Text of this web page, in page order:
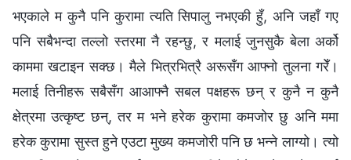
भएकाले म कुनै पनि कुरामा त्यति सिपालु नभएकी हुँ, अनि जहाँ गए
पनि सबैभन्दा तल्लो स्तरमा नै रहन्छु, र मलाई जुनसुकै बेला अर्को
काममा खटाइन सक्छ। मैले भित्रभित्रै अरूसँग आफ्नो तुलना गरेँ।
मलाई तिनीहरू सबैसँग आआफ्नै सबल पक्षहरू छन् र कुनै न कुनै
क्षेत्रमा उत्कृष्ट छन्, तर म भने हरेक कुरामा कमजोर छु अनि ममा
हरेक कुरामा सुस्त हुने एउटा मुख्य कमजोरी पनि छ भन्ने लाग्यो। त्यो